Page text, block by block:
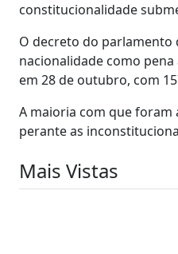
constitucionalidade
O decreto do parlamento
nacionalidade como
em 28 de outubro, com
A maioria com que foram
perante as
Mais Vistas